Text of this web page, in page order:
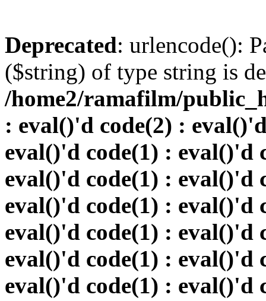
Deprecated: urlencode():
($string) of type string is
/home2/ramafilm/
: eval()'d code(2) :
eval()'d code(1) : eval()'d
eval()'d code(1) : eval()'d
eval()'d code(1) : eval()'d
eval()'d code(1) : eval()'d
eval()'d code(1) : eval()'d
eval()'d code(1) : eval()'d